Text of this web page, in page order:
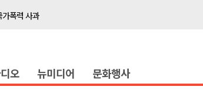
가폭력 사과
초청 특별 강연
오 뉴미디어 문화행사